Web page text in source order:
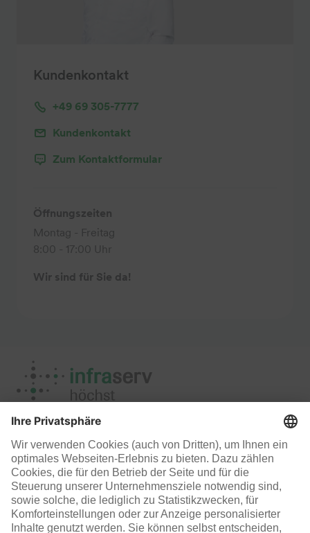
Kundenkontakt
+49 69 305-7777
Kundenkontakt
Zum Kontaktformular
Öffnungszeiten
Montag - Freitag
8:00 - 17:00 Uhr
Wir sind für Sie da!
Standortmanagement
Infraserv Höchst